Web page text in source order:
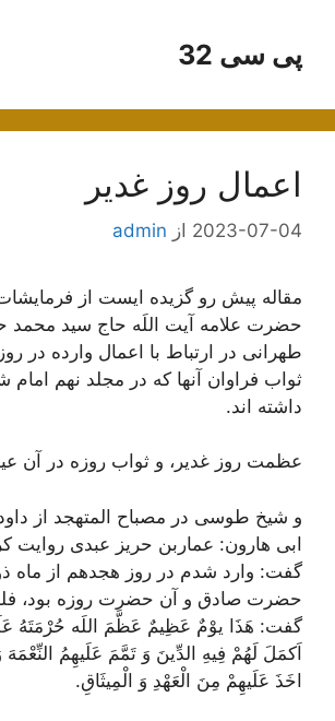
محتواپی سی 32
اعمال روز غدیر
2023-07-04 از admin
مقاله پیش رو گزیده ایست از
حضرت علامه آیت اللَه حاج سید
طهرانی در ارتباط با اعمال وارده در
ثواب فراوان آنها که در مجلد نهم
داشته اند.
عظمت‌ روز غدیر، و ثواب‌ روزه‌ در آن‌
و شیخ طوسی در مصباح المتهجد از
ابی هارون: عماربن حریز عبدی روایت
گفت: وارد شدم در روز هجدهم از ماه
حضرت صادق و آن حضرت روزه بود،
گفت: هَذَا یوْمٌ عَظِیمٌ عَظَّمَ اللَه حُرْمَتَهُ
اَکمَلَ لَهُمْ فِیهِ الدِّینَ وَ تَمَّمَ عَلَیهِمُ
اخَذَ عَلَیهِمْ مِنَ الْعَهْدِ وَ الْمِیثَاقِ.